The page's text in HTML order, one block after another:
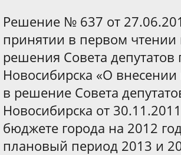
Решение № 637 от
принятии в первом чтении
решения Совета депутатов
Новосибирска «О
в решение Совета
Новосибирска от
бюджете города на 2012
плановый период 2013 и